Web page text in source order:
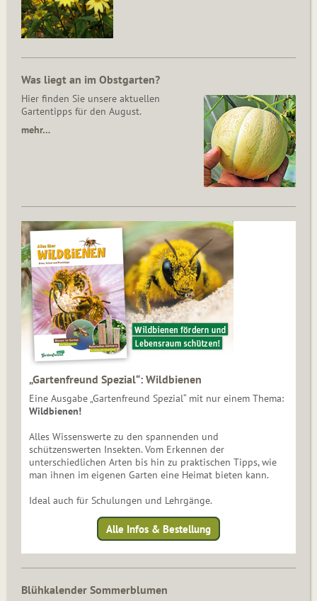
Was liegt an im Obstgarten?
Hier finden Sie unsere aktuellen
Gartentipps für den August.
mehr…
„Gartenfreund Spezial“: Wildbienen
Eine Ausgabe „Gartenfreund Spezial“ mit nur einem Thema:
Wildbienen!
Alles Wissenswerte zu den spannenden und
schützenswerten Insekten. Vom Erkennen der
unterschiedlichen Arten bis hin zu praktischen Tipps, wie
man ihnen im eigenen Garten eine Heimat bieten kann.
Ideal auch für Schulungen und Lehrgänge.
Alle Infos & Bestellung
Blühkalender Sommerblumen